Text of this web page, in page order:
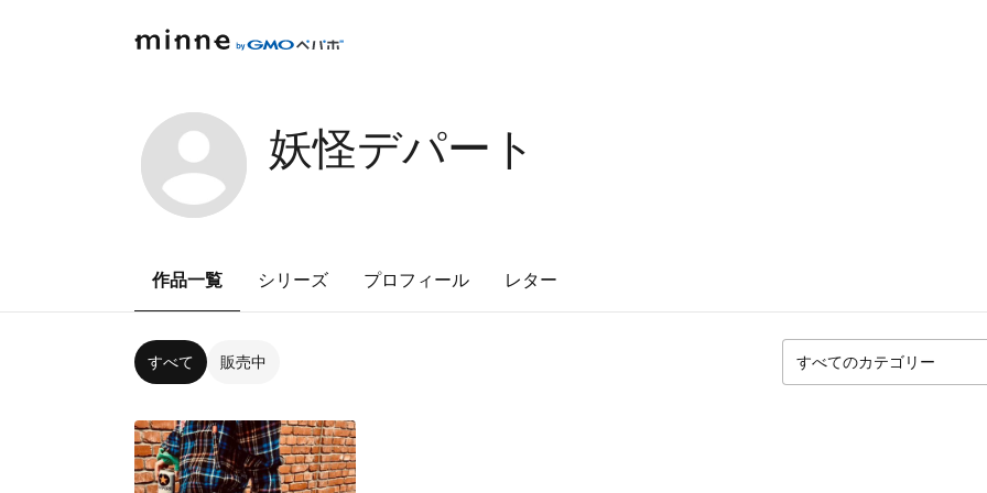
妖怪デパート
作品一覧 シリーズ プロフィール レター
すべて 販売中